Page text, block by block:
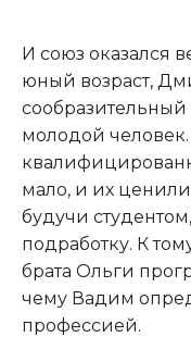
И союз оказался
юный возраст,
молодой
мало, и их
будучи
подработку. К
брата Ольги
чему Вадим
профессией.